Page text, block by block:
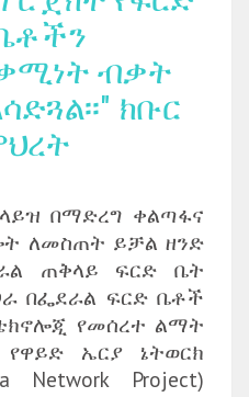
ብቃት
ክቡር
በማድረግ ቀልጣፋና
ለመስጠት ይቻል ዘንድ
ጠቅላይ ፍርድ ቤት
በፌደራል ፍርድ ቤቶች
የመሰረተ ልማት
ኤርያ ኔትወርክ
Network Project)